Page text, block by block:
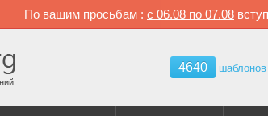
По вашим просьбам : с 06.08 по 07.08
4640 шаблонов